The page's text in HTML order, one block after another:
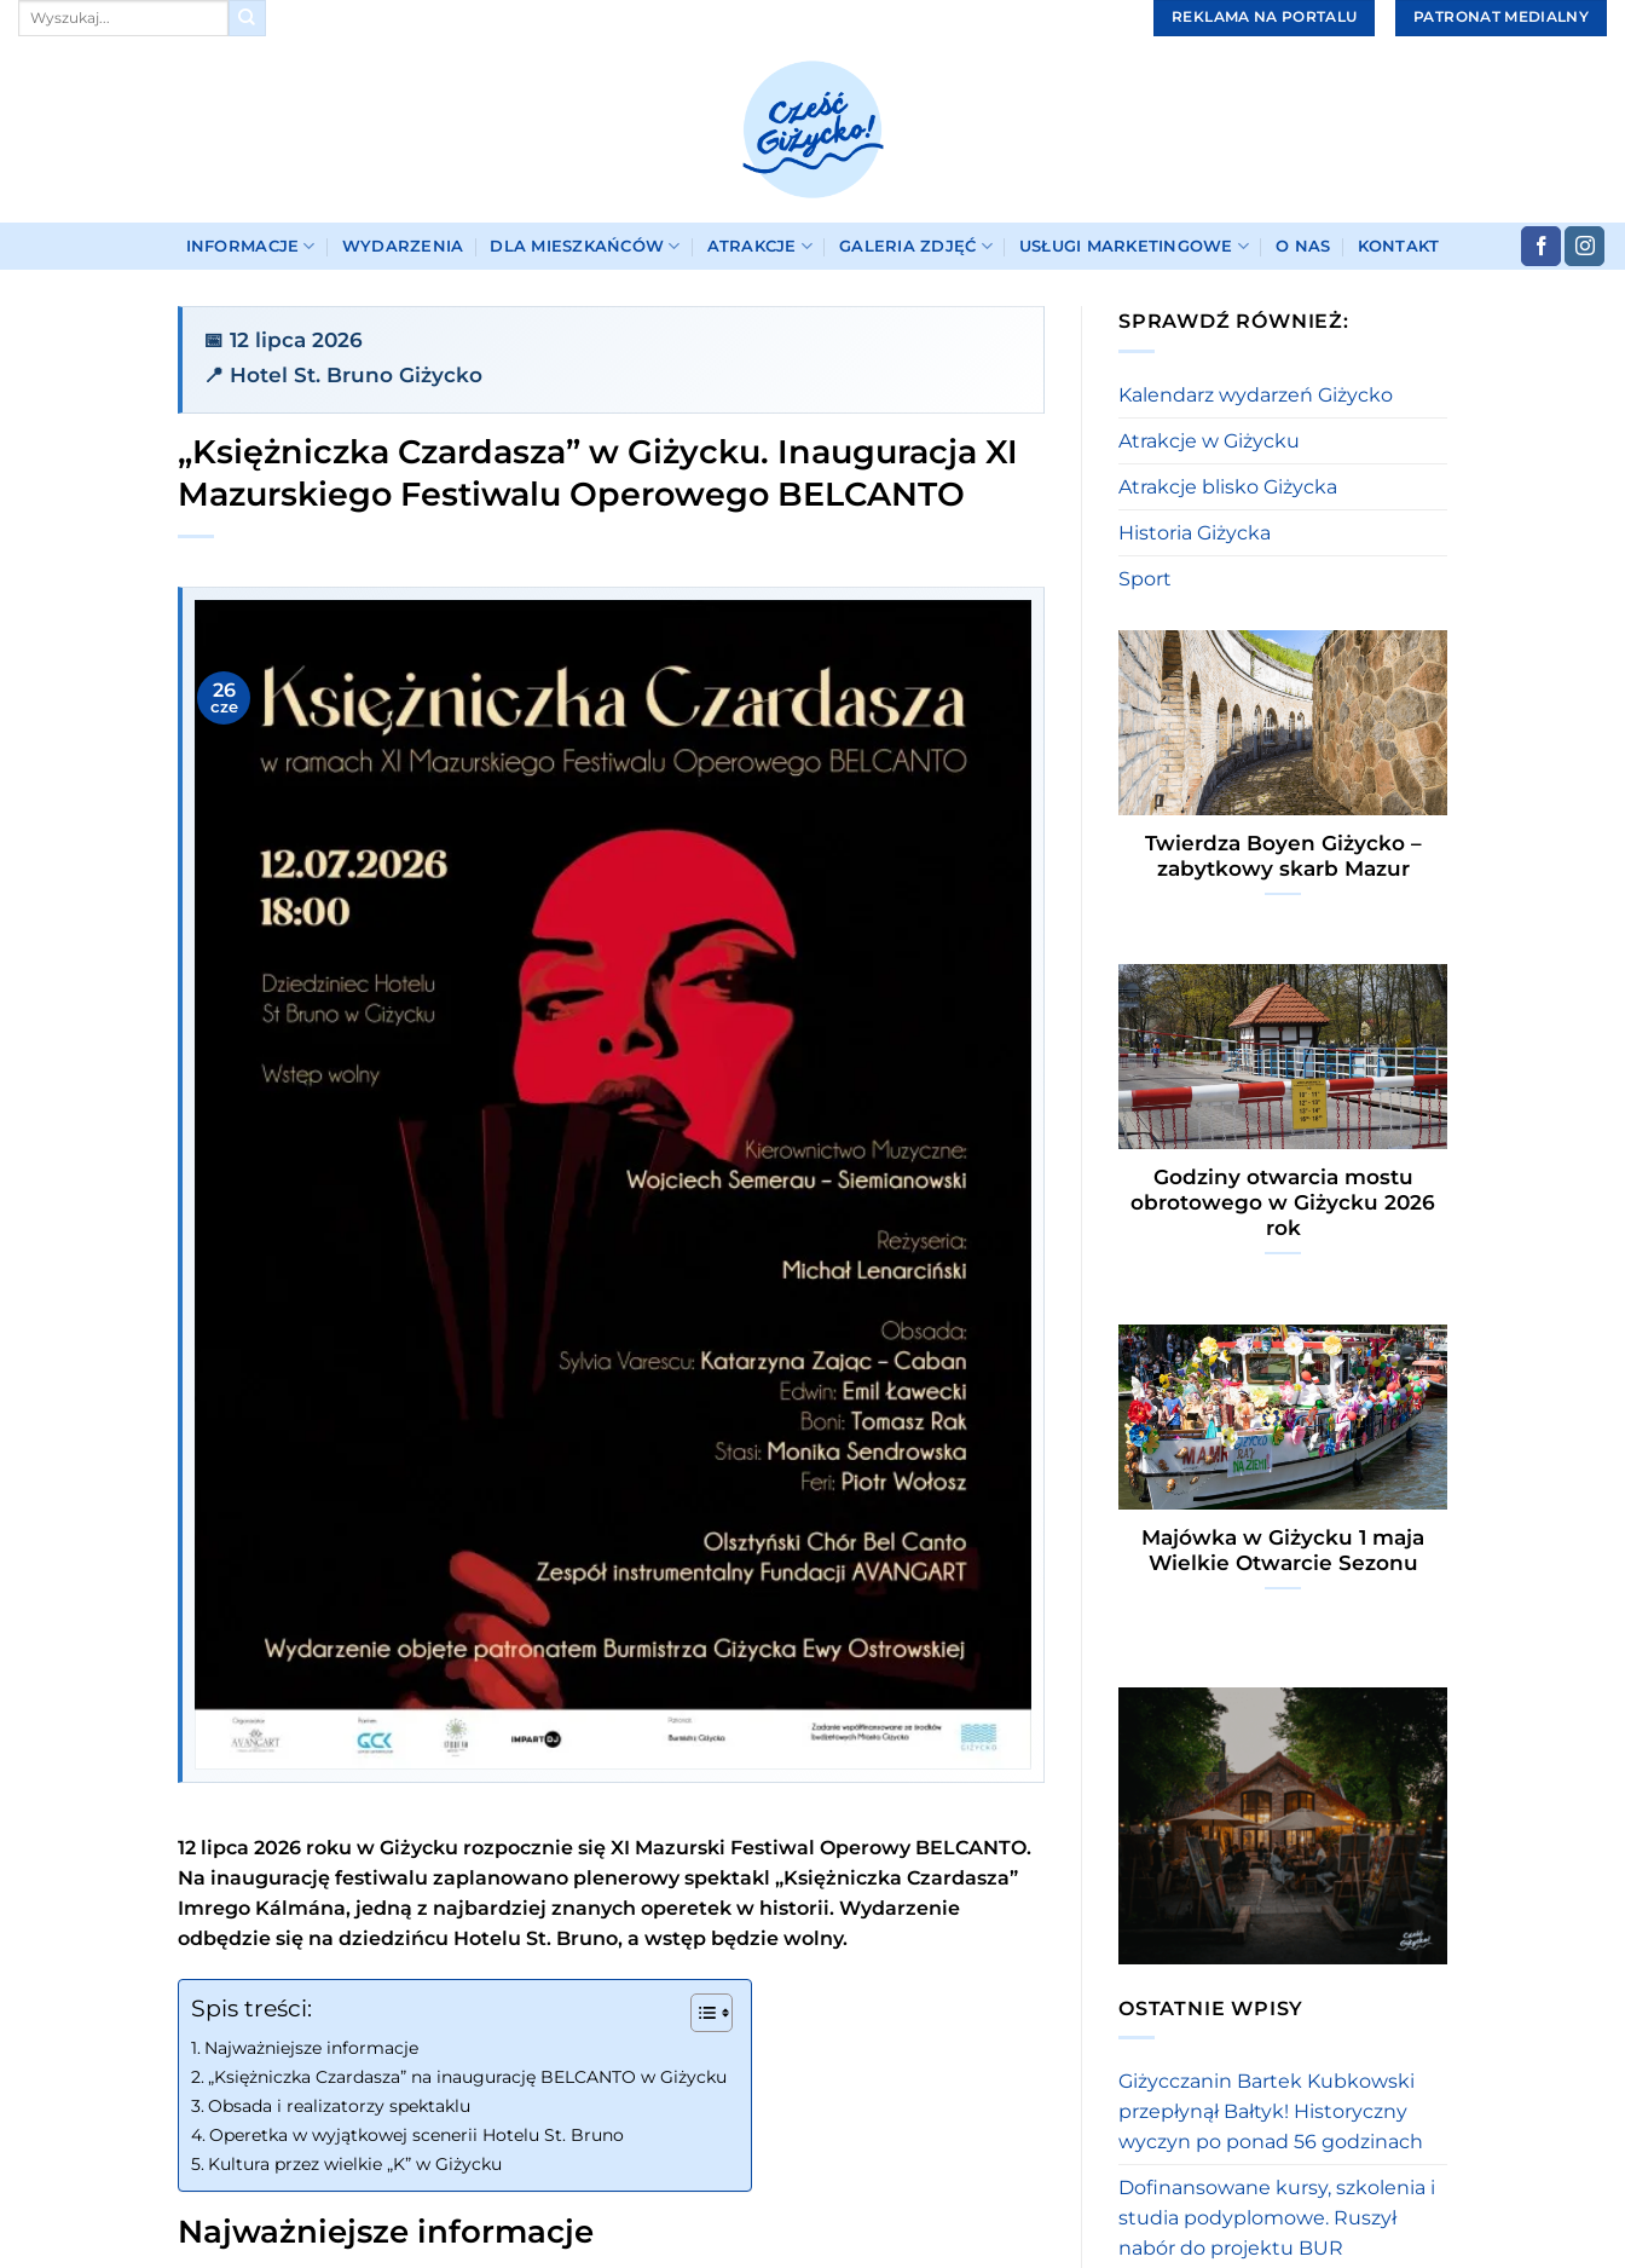
Przewiń
REKLAMA NA PORTALU PATRONAT MEDIALNY
INFORMACJE WYDARZENIA DLA MIESZKAŃCÓW ATRAKCJE GALERIA ZDJĘĆ USŁUGI MARKETINGOWE O NAS KONTAKT
📅 12 lipca 2026
📍 Hotel St. Bruno Giżycko
„Księżniczka Czardasza” w Giżycku. Inauguracja XI
Mazurskiego Festiwalu Operowego BELCANTO
26
cze
12 lipca 2026 roku w Giżycku rozpocznie się XI Mazurski Festiwal Operowy BELCANTO.
Na inaugurację festiwalu zaplanowano plenerowy spektakl „Księżniczka Czardasza”
Imrego Kálmána, jedną z najbardziej znanych operetek w historii. Wydarzenie
odbędzie się na dziedzińcu Hotelu St. Bruno, a wstęp będzie wolny.
Spis treści:
Najważniejsze informacje
„Księżniczka Czardasza” na inaugurację BELCANTO w Giżycku
Obsada i realizatorzy spektaklu
Operetka w wyjątkowej scenerii Hotelu St. Bruno
Kultura przez wielkie „K” w Giżycku
Najważniejsze informacje
SPRAWDŹ RÓWNIEŻ:
Kalendarz wydarzeń Giżycko
Atrakcje w Giżycku
Atrakcje blisko Giżycka
Historia Giżycka
Sport
Twierdza Boyen Giżycko –
zabytkowy skarb Mazur
Godziny otwarcia mostu
obrotowego w Giżycku 2026
rok
Majówka w Giżycku 1 maja
Wielkie Otwarcie Sezonu
OSTATNIE WPISY
Giżycczanin Bartek Kubkowski
przepłynął Bałtyk! Historyczny
wyczyn po ponad 56 godzinach
Dofinansowane kursy, szkolenia i
studia podyplomowe. Ruszył
nabór do projektu BUR